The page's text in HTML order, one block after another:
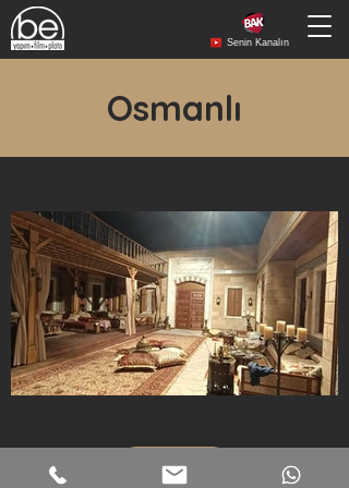
Senin Kanalın
Osmanlı
More...